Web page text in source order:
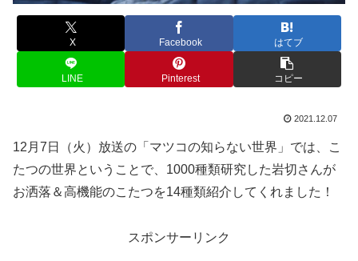
X Facebook はてブ
LINE Pinterest コピー
2021.12.07
12月7日（火）放送の「マツコの知らない世界」では、こ
たつの世界ということで、1000種類研究した岩切さんが
お洒落＆高機能のこたつを14種類紹介してくれました！
スポンサーリンク